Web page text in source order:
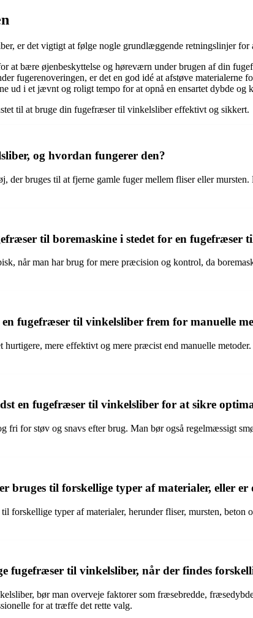
er det vigtigt at følge nogle grundlæggende retningslinjer for
at bære øjenbeskyttelse og høreværn under brugen af din
fugerenoveringen, er det en god idé at afstøve materialerne
ud i et jævnt og roligt tempo for at opnå en ensartet dybde og
til at bruge din fugefræser til vinkelsliber effektivt og sikkert.
og hvordan fungerer den?
bruges til at fjerne gamle fuger mellem fliser eller
til boremaskine i stedet for en fugefræser
når man har brug for mere præcision og kontrol, da
fugefræser til vinkelsliber frem for manuelle
mere effektivt og mere præcist end manuelle
en fugefræser til vinkelsliber for at sikre
fri for støv og snavs efter brug. Man bør også regelmæssigt
bruges til forskellige typer af materialer, eller
forskellige typer af materialer, herunder fliser, mursten,
fugefræser til vinkelsliber, når der findes
bør man overveje faktorer som fræsebredde,
for at træffe det rette valg.